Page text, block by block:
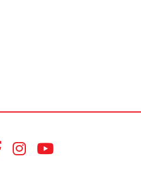
Aceder ao
Aceder ao
Aceder ao